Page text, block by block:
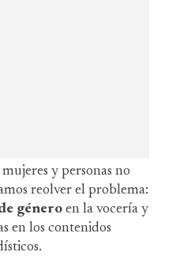
y personas no
reolver el problema:
género en la vocería y
en los contenidos